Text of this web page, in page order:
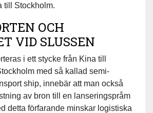
till Stockholm.
OCH
VID SLUSSEN
i ett stycke från Kina till
med så kallad semi-
ship, innebär att man också
av bron till en lanseringspråm
detta förfarande minskar logistiska